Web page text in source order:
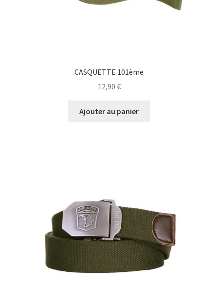
CASQUETTE 101ème
12,90 €
Ajouter au panier